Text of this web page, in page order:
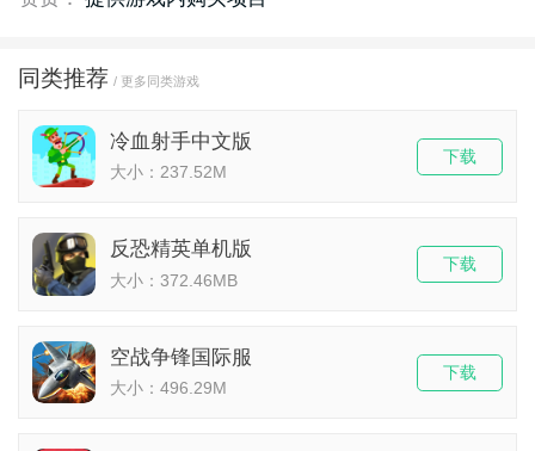
同类推荐 / 更多同类游戏
冷血射手中文版
大小：237.52M
下载
反恐精英单机版
大小：372.46MB
下载
空战争锋国际服
大小：496.29M
下载